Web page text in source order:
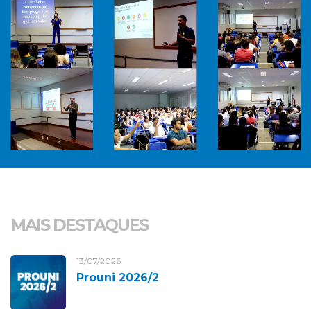
MAIS DESTAQUES
13/07/2026
Prouni 2026/2